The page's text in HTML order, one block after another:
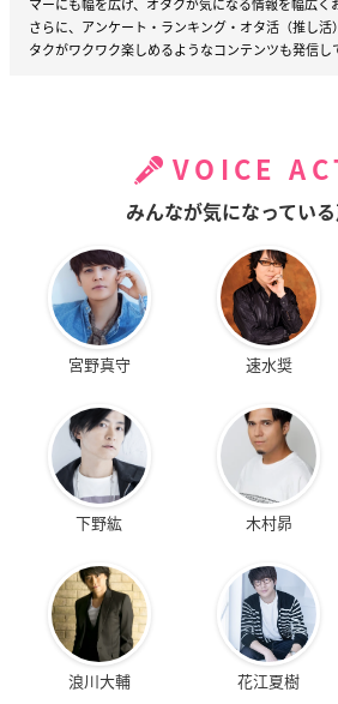
マーにも幅を広げ、オタクが気になる情報を幅広く
さらに、アンケート・ランキング・オタ活（推し
タクがワクワク楽しめるようなコンテンツも発信し
VOICE
みんなが気になってい
宮野真守 速水奨
下野紘 木村昴
浪川大輔 花江夏樹